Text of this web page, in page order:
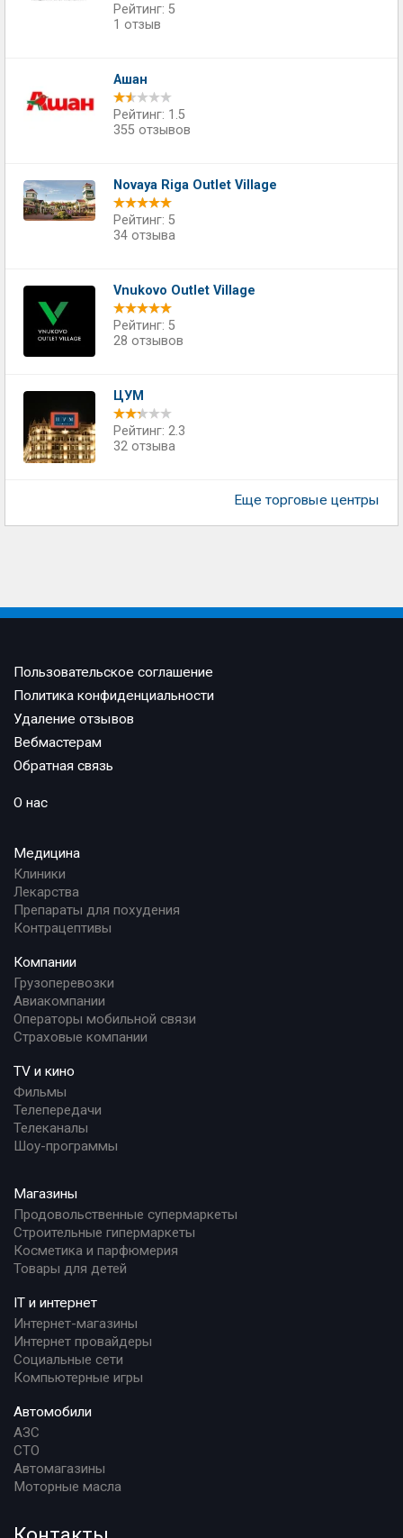
Рейтинг: 5
1 отзыв
Ашан
Рейтинг: 1.5
355 отзывов
Novaya Riga Outlet Village
Рейтинг: 5
34 отзыва
Vnukovo Outlet Village
Рейтинг: 5
28 отзывов
ЦУМ
Рейтинг: 2.3
32 отзыва
Еще торговые центры
Пользовательское соглашение
Политика конфиденциальности
Удаление отзывов
Вебмастерам
Обратная связь
О нас
Медицина
Клиники
Лекарства
Препараты для похудения
Контрацептивы
Компании
Грузоперевозки
Авиакомпании
Операторы мобильной связи
Страховые компании
TV и кино
Фильмы
Телепередачи
Телеканалы
Шоу-программы
Магазины
Продовольственные супермаркеты
Строительные гипермаркеты
Косметика и парфюмерия
Товары для детей
IT и интернет
Интернет-магазины
Интернет провайдеры
Социальные сети
Компьютерные игры
Автомобили
АЗС
СТО
Автомагазины
Моторные масла